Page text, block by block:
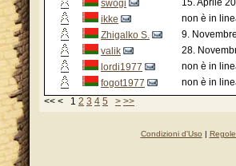
swogi
15. Aprile
ikke
non è in
Zhigalko S.
9.
valik
28.
lordi1977
non è in
fogot1977
non è in
<< < 1 2 3 4 5 > >>
Condizioni d'Uso |